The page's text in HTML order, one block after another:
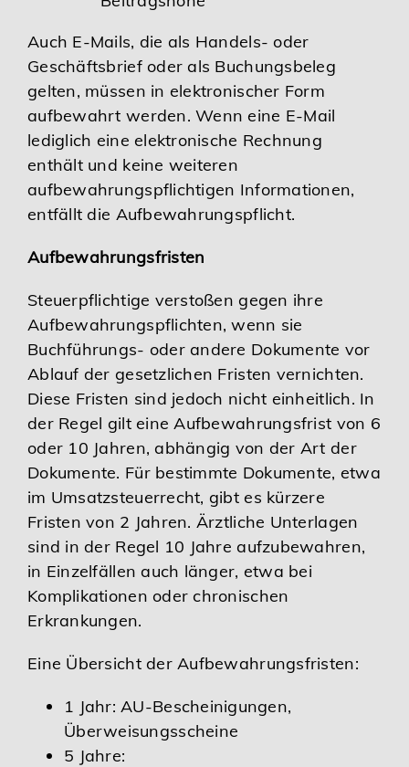
Auch E-Mails, die als Handels- oder
Geschäftsbrief oder als Buchungsbeleg
gelten, müssen in elektronischer Form
aufbewahrt werden. Wenn eine E-Mail
lediglich eine elektronische Rechnung
enthält und keine weiteren
aufbewahrungspflichtigen Informationen,
entfällt die Aufbewahrungspflicht.
Aufbewahrungsfristen
Steuerpflichtige verstoßen gegen ihre
Aufbewahrungspflichten, wenn sie
Buchführungs- oder andere Dokumente vor
Ablauf der gesetzlichen Fristen vernichten.
Diese Fristen sind jedoch nicht einheitlich. In
der Regel gilt eine Aufbewahrungsfrist von 6
oder 10 Jahren, abhängig von der Art der
Dokumente. Für bestimmte Dokumente, etwa
im Umsatzsteuerrecht, gibt es kürzere
Fristen von 2 Jahren. Ärztliche Unterlagen
sind in der Regel 10 Jahre aufzubewahren,
in Einzelfällen auch länger, etwa bei
Komplikationen oder chronischen
Erkrankungen.
Eine Übersicht der Aufbewahrungsfristen:
1 Jahr: AU-Bescheinigungen,
Überweisungsscheine
5 Jahre: